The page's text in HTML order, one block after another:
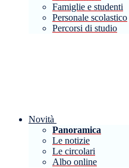
Famiglie e studenti
Personale scolastico
Percorsi di studio
Novità
Panoramica
Le notizie
Le circolari
Albo online